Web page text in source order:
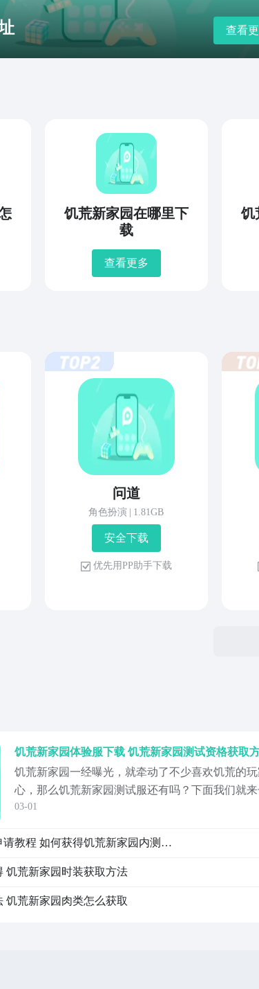
查看
饥荒新家园在哪里下
载
查看更多
饥
问道
角色扮演 1.81GB
安 全 下 载
优 先 用 P P 助 手 下 载
饥荒新家园体验服下载 饥荒新家园测试资格获取
饥荒新家园一经曝光，就牵动了不少喜欢饥荒的
心，那么饥荒新家园测试服还有吗？下面我们就
分享一下饥荒新家园的当前进度吧！本作中我们将
个选择都至关重要，每一次探索都可能是生与死
的考验。《饥荒...
03-01
饥荒新家园体验服资格申请教程 如何获得饥荒新家园内测版资格
饥荒新家园时装获取方法
饥荒新家园肉类怎么获取